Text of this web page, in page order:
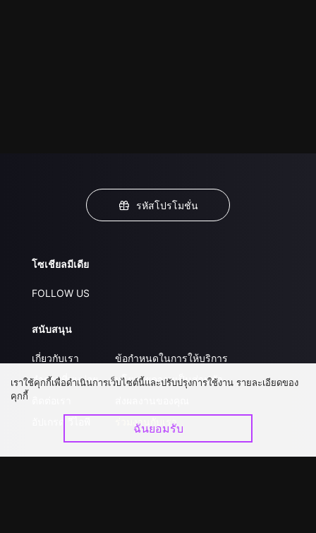
รหัสโปรโมชั่น
โซเชียลมีเดีย
FOLLOW US
สนับสนุน
เกี่ยวกับเรา
คำถามที่พบบ่อย
ข้อกำหนดในการให้บริการ
นโยบายความเป็นส่วนตัว
ร่วมงานกับเรา
เราใช้คุกกี้เพื่อดำเนินการเว็บไซต์นี้และปรับปรุงการใช้งาน รายละเอียดของ
คุกกี้
ฉันยอมรับ